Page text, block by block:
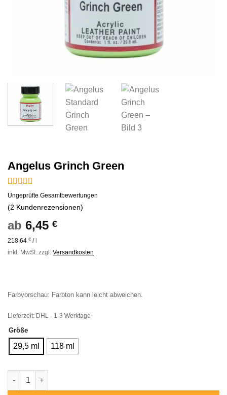
Angelus Grinch Green
Bewertet
mit 5
basierend
2
Kundenbewertungen
Ungeprüfte Gesamtbewertungen
(2 Kundenrezensionen)
ab 6,45 €
218,64 € / l
inkl. MwSt. zzgl. Versandkosten
Farbvorschau: Farbton kann leicht abweichen.
Lieferzeit: DHL - 1-3 Werktage
Größe
29,5 ml 118 ml
Angelus Grinch Green Menge